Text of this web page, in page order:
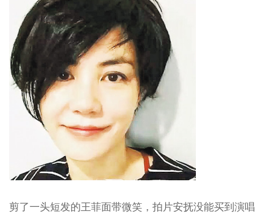
剪了一头短发的王菲面带微笑，拍片安抚没能买到演唱